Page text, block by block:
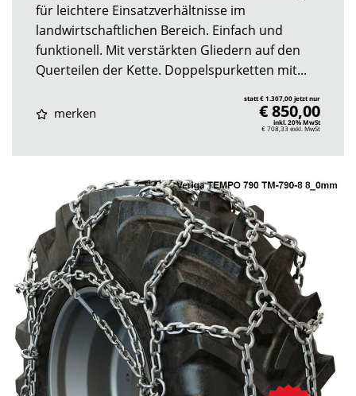
für leichtere Einsatzverhältnisse im
landwirtschaftlichen Bereich. Einfach und
funktionell. Mit verstärkten Gliedern auf den
Querteilen der Kette. Doppelspurketten mit...
merken
statt € 1.307,00 jetzt nur
€ 850,00
inkl. 20% MwSt
€ 708,33 exkl. MwSt